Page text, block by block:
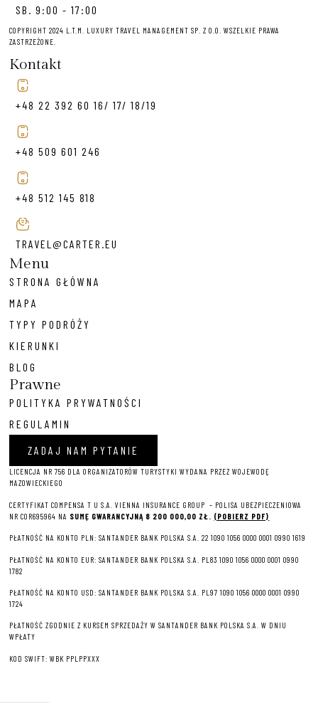
SB. 9:00 - 17:00
COPYRIGHT 2024 L.T.M. LUXURY TRAVEL MANAGEMENT SP. Z O.O. WSZELKIE PRAWA
ZASTRZEŻONE.
Kontakt
+48 22 392 60 16/ 17/ 18/19
+48 509 601 246
+48 512 145 818
TRAVEL@CARTER.EU
Menu
STRONA GŁÓWNA
MAPA
TYPY PODRÓŻY
KIERUNKI
BLOG
Prawne
POLITYKA PRYWATNOŚCI
REGULAMIN
ZADAJ NAM PYTANIE
LICENCJA NR 756 DLA ORGANIZATORÓW TURYSTYKI WYDANA PRZEZ WOJEWODĘ
MAZOWIECKIEGO
CERTYFIKAT COMPENSA T U S.A. VIENNA INSURANCE GROUP – POLISA UBEZPIECZENIOWA
NR COR695964 NA SUMĘ GWARANCYJNĄ 8 200 000,00 ZŁ. (POBIERZ PDF)
PŁATNOŚĆ NA KONTO PLN: SANTANDER BANK POLSKA S.A. 22 1090 1056 0000 0001 0990 1619
PŁATNOŚĆ NA KONTO EUR: SANTANDER BANK POLSKA S.A. PL83 1090 1056 0000 0001 0990
1782
PŁATNOŚĆ NA KONTO USD: SANTANDER BANK POLSKA S.A. PL97 1090 1056 0000 0001 0990
1724
PŁATNOŚĆ ZGODNIE Z KURSEM SPRZEDAŻY W SANTANDER BANK POLSKA S.A. W DNIU
WPŁATY
KOD SWIFT: WBK PPLPPXXX